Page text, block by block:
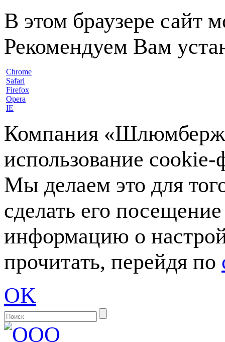
В этом браузере сайт
Рекомендуем Вам
Chrome
Safari
Firefox
Opera
IE
Компания
использование
Мы делаем это для
сделать его
информацию о
прочитать, перейдя по
OK